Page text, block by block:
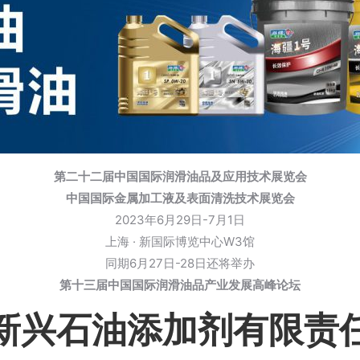
第二十二届中国国际润滑油品及应用技术展览会
中国国际金属加工液及表面清洗技术展览会
2023年6月29日-7月1日
上海 · 新国际博览中心W3馆
同期6月27日-28日还将举办
第十三届中国国际润滑油品产业发展高峰论坛
兴石油添加剂有限责